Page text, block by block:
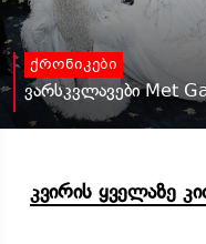
ქრონიკები
ვარსკვლავები Met
კვირის ყველაზე